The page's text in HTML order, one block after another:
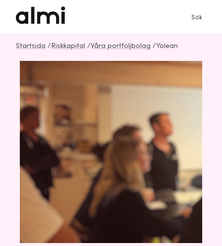
Sök
Startsida / Riskkapital /Våra portföljbolag /Yolean